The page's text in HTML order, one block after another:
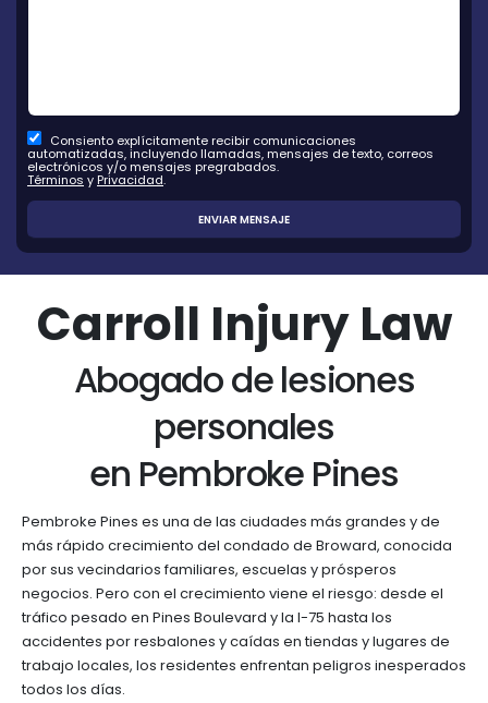
Consiento explícitamente recibir comunicaciones
automatizadas, incluyendo llamadas, mensajes de texto, correos
electrónicos y/o mensajes pregrabados.
Términos y Privacidad.
Carroll Injury Law
Abogado de lesiones
personales
en Pembroke Pines
Pembroke Pines es una de las ciudades más grandes y de
más rápido crecimiento del condado de Broward, conocida
por sus vecindarios familiares, escuelas y prósperos
negocios. Pero con el crecimiento viene el riesgo: desde el
tráfico pesado en Pines Boulevard y la I-75 hasta los
accidentes por resbalones y caídas en tiendas y lugares de
trabajo locales, los residentes enfrentan peligros inesperados
todos los días.